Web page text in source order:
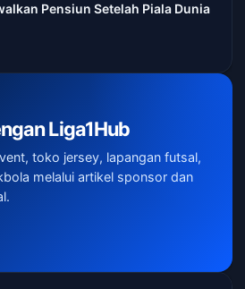
Pensiun Setelah Piala Dunia
Liga1Hub
toko jersey, lapangan futsal,
melalui artikel sponsor dan